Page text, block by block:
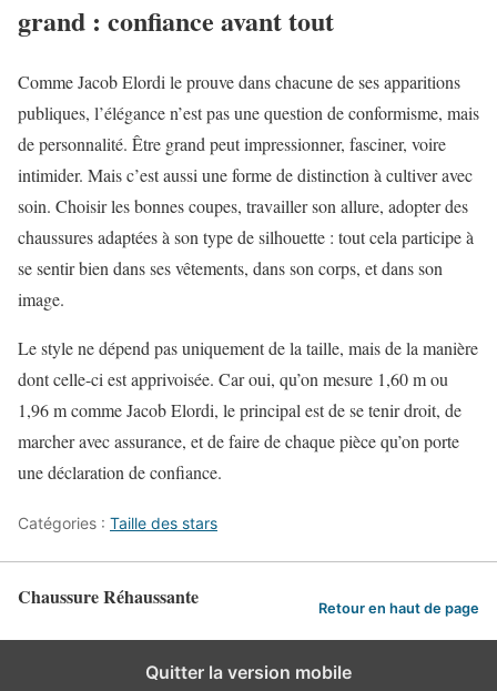
grand : confiance avant tout
Comme Jacob Elordi le prouve dans chacune de ses apparitions
publiques, l’élégance n’est pas une question de conformisme, mais
de personnalité. Être grand peut impressionner, fasciner, voire
intimider. Mais c’est aussi une forme de distinction à cultiver avec
soin. Choisir les bonnes coupes, travailler son allure, adopter des
chaussures adaptées à son type de silhouette : tout cela participe à
se sentir bien dans ses vêtements, dans son corps, et dans son
image.
Le style ne dépend pas uniquement de la taille, mais de la manière
dont celle-ci est apprivoisée. Car oui, qu’on mesure 1,60 m ou
1,96 m comme Jacob Elordi, le principal est de se tenir droit, de
marcher avec assurance, et de faire de chaque pièce qu’on porte
une déclaration de confiance.
Catégories : Taille des stars
Chaussure Réhaussante Retour en haut de page
Quitter la version mobile